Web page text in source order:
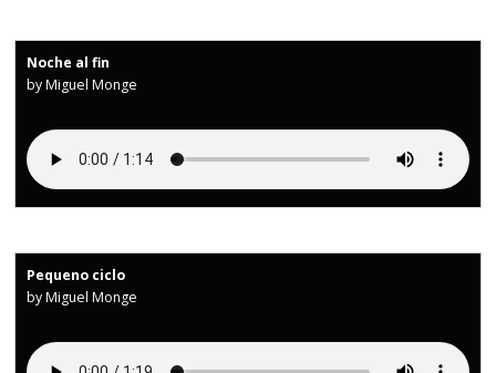
Noche al fin
by Miguel Monge
Pequeno ciclo
by Miguel Monge